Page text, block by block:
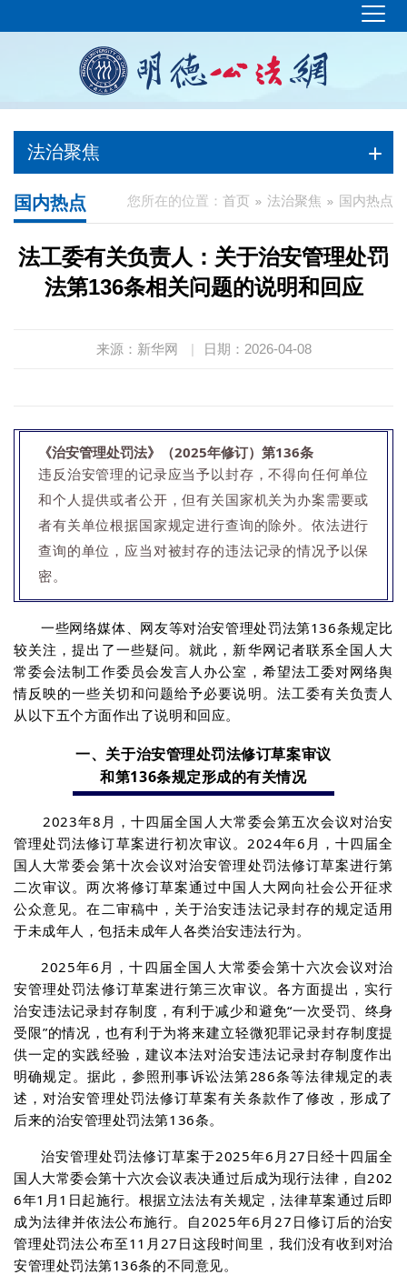
法治聚焦
您所在的位置： 首页 法治聚焦 国内热点
国内热点
法工委有关负责人：关于治安管理处罚
法第136条相关问题的说明和回应
来源：新华网 | 日期：2026-04-08
《治安管理处罚法》（2025年修订）第136条
违反治安管理的记录应当予以封存，不得向任何单位
和个人提供或者公开，但有关国家机关为办案需要或
者有关单位根据国家规定进行查询的除外。依法进行
查询的单位，应当对被封存的违法记录的情况予以保
密。
一些网络媒体、网友等对治安管理处罚法第136条规定比
较关注，提出了一些疑问。就此，新华网记者联系全国人大
常委会法制工作委员会发言人办公室，希望法工委对网络舆
情反映的一些关切和问题给予必要说明。法工委有关负责人
从以下五个方面作出了说明和回应。
一、 关于治安管理处罚法修订草案审议
和第136条规定形成的有关情况
2023年8月，十四届全国人大常委会第五次会议对治安
管理处罚法修订草案进行初次审议。2024年6月，十四届全
国人大常委会第十次会议对治安管理处罚法修订草案进行第
二次审议。两次将修订草案通过中国人大网向社会公开征求
公众意见。在二审稿中，关于治安违法记录封存的规定适用
于未成年人，包括未成年人各类治安违法行为。
2025年6月，十四届全国人大常委会第十六次会议对治
安管理处罚法修订草案进行第三次审议。各方面提出，实行
治安违法记录封存制度，有利于减少和避免“一次受罚、终身
受限”的情况，也有利于为将来建立轻微犯罪记录封存制度提
供一定的实践经验，建议本法对治安违法记录封存制度作出
明确规定。据此，参照刑事诉讼法第286条等法律规定的表
述，对治安管理处罚法修订草案有关条款作了修改，形成了
后来的治安管理处罚法第136条。
治安管理处罚法修订草案于2025年6月27日经十四届全
国人大常委会第十六次会议表决通过后成为现行法律，自202
6年1月1日起施行。根据立法法有关规定，法律草案通过后即
成为法律并依法公布施行。自2025年6月27日修订后的治安
管理处罚法公布至11月27日这段时间里，我们没有收到对治
安管理处罚法第136条的不同意见。